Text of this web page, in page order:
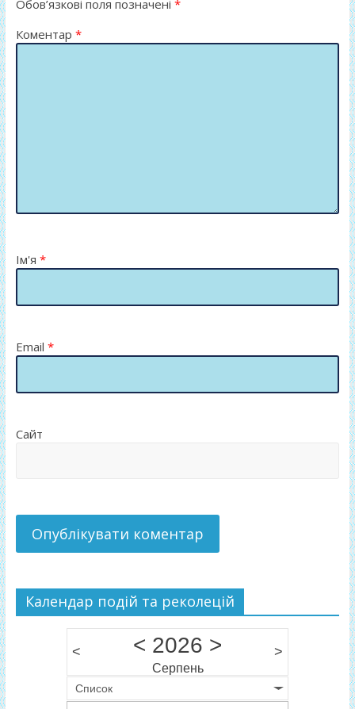
Обов’язкові поля позначені *
Коментар *
Ім'я *
Email *
Сайт
Календар подій та реколецій
< < 2026 >
Серпень
>
Список